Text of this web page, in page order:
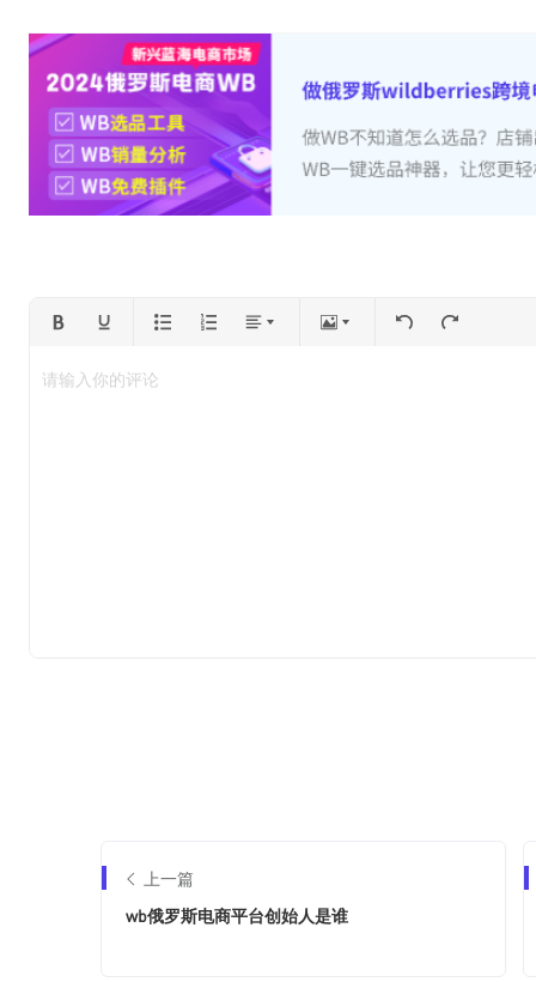
请输入你的评论
上一篇
wb俄罗斯电商平台创始人是谁